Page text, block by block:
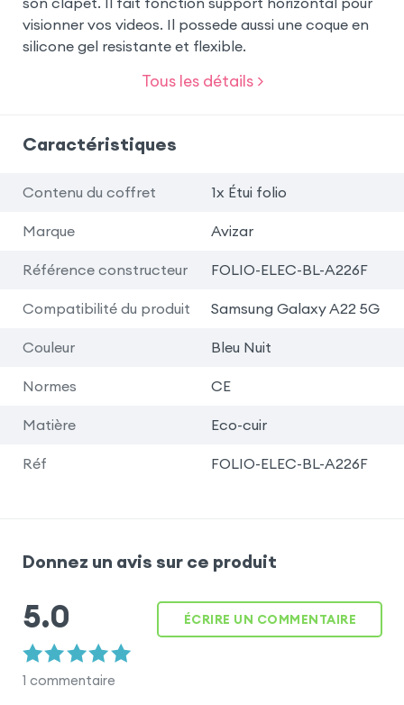
visionner vos videos. Il possede aussi une coque en
silicone gel resistante et flexible.
Tous les détails >
Caractéristiques
Contenu du coffret 1x Étui folio
Marque Avizar
Référence constructeur FOLIO-ELEC-BL-A226F
Compatibilité du produit Samsung Galaxy A22 5G
Couleur Bleu Nuit
Normes CE
Matière Eco-cuir
Réf FOLIO-ELEC-BL-A226F
Donnez un avis sur ce produit
5.0
1 commentaire
ÉCRIRE UN COMMENTAIRE